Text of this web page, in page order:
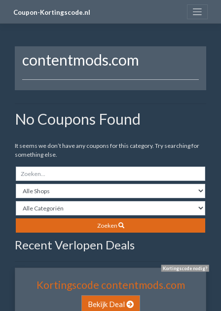
Coupon-Kortingscode.nl
contentmods.com
No Coupons Found
It seems we don’t have any coupons for this category. Try searching for
something else.
Zoeken
Recent Verlopen Deals
Kortingscode nodig?
Kortingscode contentmods.com
Bekijk Deal